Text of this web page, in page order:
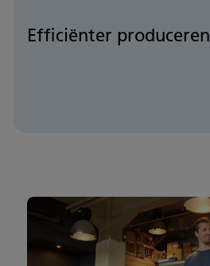
Efficiënter produceren